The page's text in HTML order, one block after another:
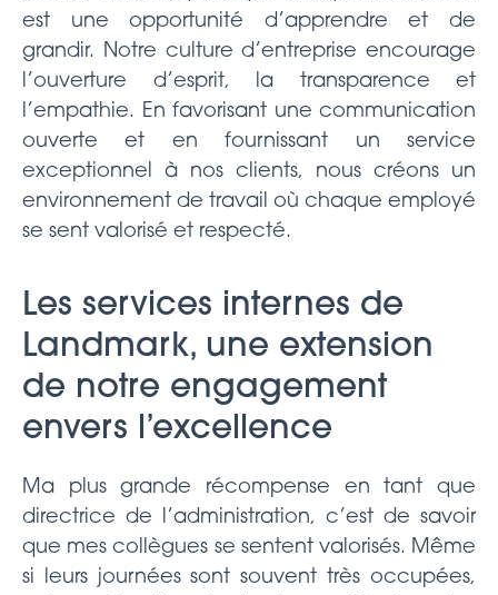
est une opportunité d’apprendre et de
grandir. Notre culture d’entreprise encourage
l’ouverture d’esprit, la transparence et
l’empathie. En favorisant une communication
ouverte et en fournissant un service
exceptionnel à nos clients, nous créons un
environnement de travail où chaque employé
se sent valorisé et respecté.
Les services internes de
Landmark, une extension
de notre engagement
envers l’excellence
Ma plus grande récompense en tant que
directrice de l’administration, c’est de savoir
que mes collègues se sentent valorisés. Même
si leurs journées sont souvent très occupées,